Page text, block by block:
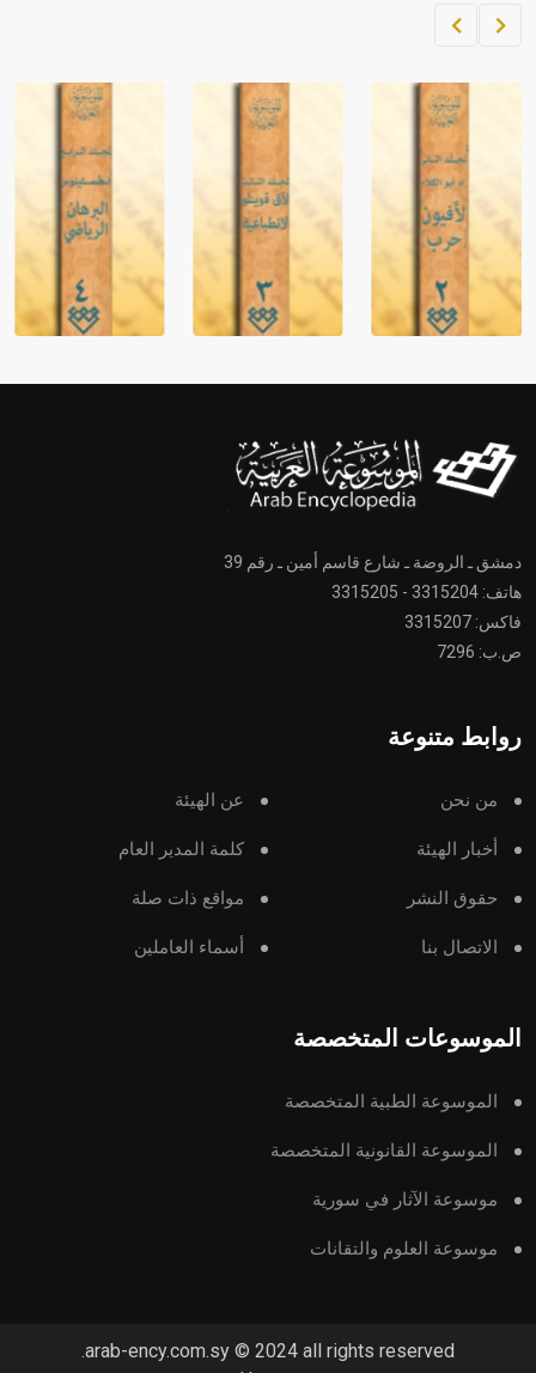
دمشق ـ الروضة ـ شارع قاسم أمين ـ رقم 39
هاتف: 3315204 - 3315205
فاكس: 3315207
ص.ب: 7296
روابط متنوعة
من نحن عن الهيئة
أخبار الهيئة كلمة المدير العام
حقوق النشر مواقع ذات صلة
الاتصال بنا أسماء العاملين
الموسوعات المتخصصة
الموسوعة الطبية المتخصصة
الموسوعة القانونية المتخصصة
موسوعة الآثار في سورية
موسوعة العلوم والتقانات
arab-ency.com.sy © 2024 all rights reserved.